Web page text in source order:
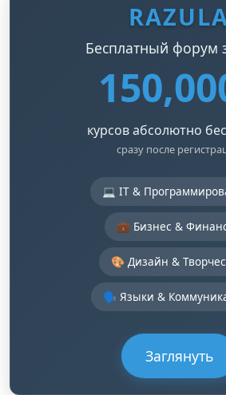
Бесплатный форум
курсов абсолютно
сразу после
💻 IT &
💼 Бизнес &
🎨 Дизайн &
🗣️ Языки &
Заглянуть